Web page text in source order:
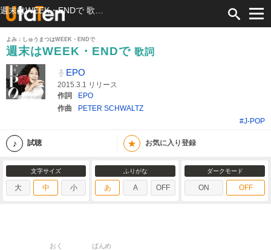
よみ：しゅうまつはWEEK・ENDで
週末はWEEK・ENDで 歌詞
EPO
2015.3.1 リリース
作詞
EPO
作曲
PETER SCHWALTZ
#J-POP
試聴 ★ お気に入り登録
文字サイズ
大 中 小
ふりがな
あ A OFF
ダークモード
ON OFF
おく ばんめ